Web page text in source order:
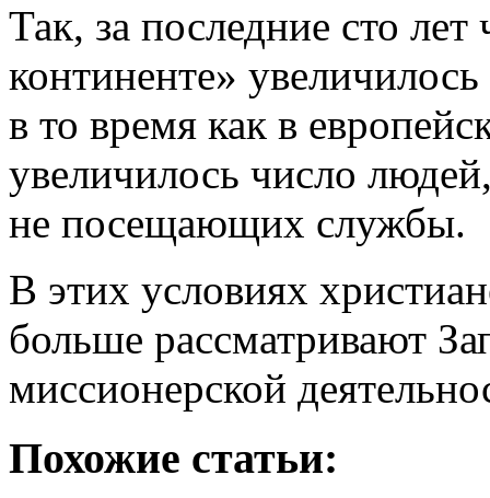
Так, за последние сто
континенте»
в то время как в
увеличилось число
не посещающих службы.
В этих условиях
больше рассматривают
миссионерской
Похожие статьи: